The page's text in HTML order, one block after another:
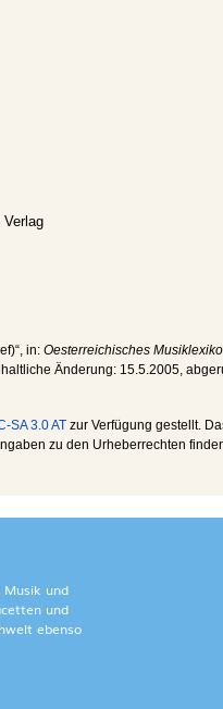
in: Oesterreichisches
Änderung: 15.5.2005 ,
SA 3.0 AT zur Verfügung gestellt.
zu den Urheberrechten
Musik und
und
ebenso